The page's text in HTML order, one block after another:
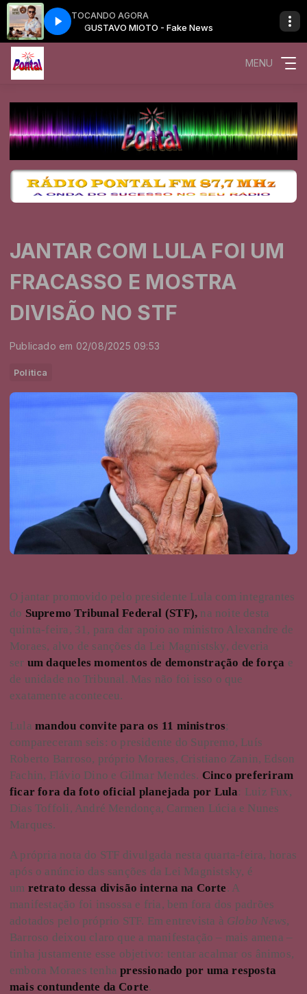
TOCANDO AGORA
GUSTAVO MIOTO - Fake News
MENU
JANTAR COM LULA FOI UM
FRACASSO E MOSTRA
DIVISÃO NO STF
Publicado em 02/08/2025 09:53
Politica
O jantar promovido pelo presidente Lula com integrantes
do Supremo Tribunal Federal (STF), na noite desta
quinta-feira, 31, para dar apoio ao ministro Alexandre de
Moraes, alvo de sanções da Lei Magnistsky, deveria
ser um daqueles momentos de demonstração de força e
de unidade no Tribunal. Mas não foi isso o que
exatamente aconteceu.
Lulamandou convite para os 11 ministros;
compareceram seis: o presidente do Supremo, Luís
Roberto Barroso, próprio Moraes, Cristiano Zanin, Edson
Fachin, Flávio Dino e Gilmar Mendes. Cinco preferiram
ficar fora da foto oficial planejada por Lula: Luiz Fux,
Dias Toffoli, André Mendonça, Carmen Lúcia e Nunes
Marques.
A própria nota do STF divulgada nesta quarta-feira, horas
após o anúncio das sanções da Lei Magnistsky, é
um retrato dessa divisão interna na Corte. A
manifestação foi insossa e fria, bem fora dos padrões
adotados pelo próprio STF. Em entrevista à Globo News,
Barroso deixou claro que a manifestação – mais amena –
tinha justamente esse objetivo: tentar acalmar os ânimos,
embora Moraes tenhapressionado por uma resposta
mais contundente da Corte.